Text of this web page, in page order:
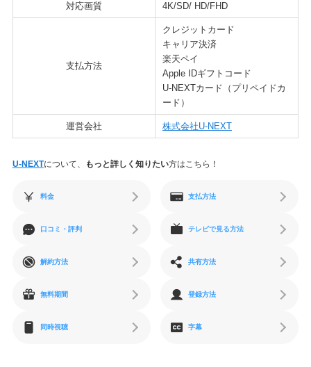
対応画質 4K/SD/ HD/FHD
支払方法
クレジットカード
キャリア決済
楽天ペイ
Apple IDギフトコード
U-NEXTカード（プリペイドカ
ード）
運営会社 株式会社U-NEXT
U-NEXTについて、 もっと詳しく知りたい方はこちら！
料金 支払方法
口コミ・評判 テレビで見る方法
解約方法 共有方法
無料期間 登録方法
同時視聴 字幕